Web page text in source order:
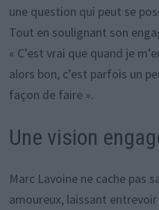
une question qui peut se
Tout en soulignant son
« C’est vrai que quand je
alors bon, c’est parfois un
façon de faire ».
Une vision
Marc Lavoine ne cache pas
amoureux, laissant